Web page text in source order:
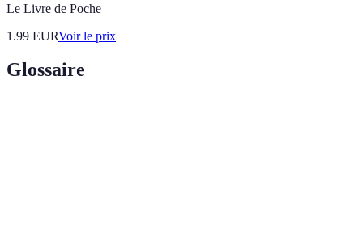
Le Livre de Poche
1.99 EURVoir le prix
Glossaire